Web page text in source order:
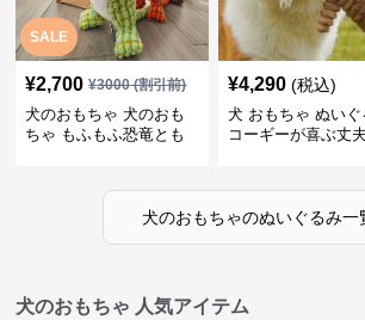
SALE
¥2,700 ¥3000(割引前)
犬のおもちゃ 犬のおも
ちゃ もふもふ恐竜とも
¥4,290 (税込)
犬 おもちゃ ぬいぐ
コーギーが喜ぶ丈
犬のおもちゃのぬいぐるみ一
犬のおもちゃ 人気アイテム